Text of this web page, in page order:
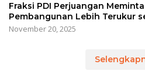
Fraksi PDI Perjuangan
Pembangunan Lebih Terukur
November 20, 2025